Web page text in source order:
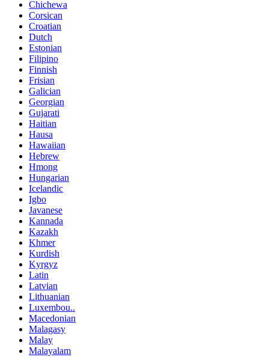
Chichewa
Corsican
Croatian
Dutch
Estonian
Filipino
Finnish
Frisian
Galician
Georgian
Gujarati
Haitian
Hausa
Hawaiian
Hebrew
Hmong
Hungarian
Icelandic
Igbo
Javanese
Kannada
Kazakh
Khmer
Kurdish
Kyrgyz
Latin
Latvian
Lithuanian
Luxembou..
Macedonian
Malagasy
Malay
Malayalam